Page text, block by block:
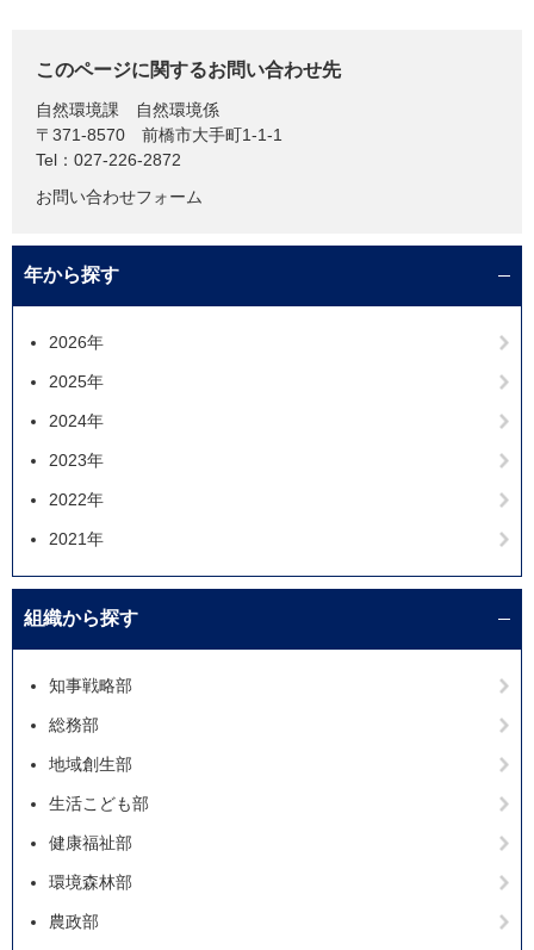
このページに関するお問い合わせ先
自然環境課
自然環境係
〒371-8570
前橋市大手町1-1-1
Tel：027-226-2872
お問い合わせフォーム
年から探す
2026年
2025年
2024年
2023年
2022年
2021年
組織から探す
知事戦略部
総務部
地域創生部
生活こども部
健康福祉部
環境森林部
農政部